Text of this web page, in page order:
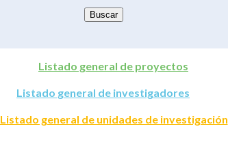
Listado general de proyectos
Listado general de investigadores
Listado general de unidades de investigación